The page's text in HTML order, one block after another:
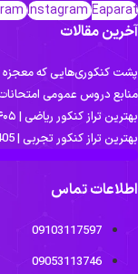
Instagram
مقالات
کنکوری‌هایی که معجزه کردند + 5
دروس عمومی امتحانات
تراز کنکور ریاضی | ۱۴۰۵ | جدول دقیق
تراز کنکور تجربی | 1405 | جدول دقیق
تماس
09103117597
09053113746